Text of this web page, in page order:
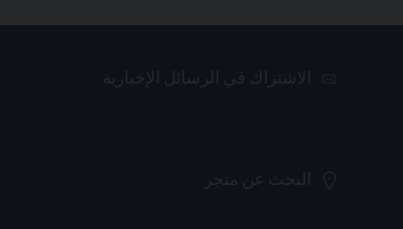
الاشتراك في الرسائل الإخبارية
البحث عن متجر